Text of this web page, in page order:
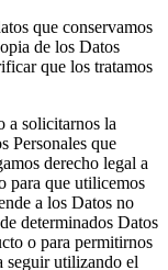
que conservamos
de los Datos
que los tratamos
a solicitarnos la
Personales que
derecho legal a
para que utilicemos
a los Datos no
determinados Datos
o para permitirnos
seguir utilizando el